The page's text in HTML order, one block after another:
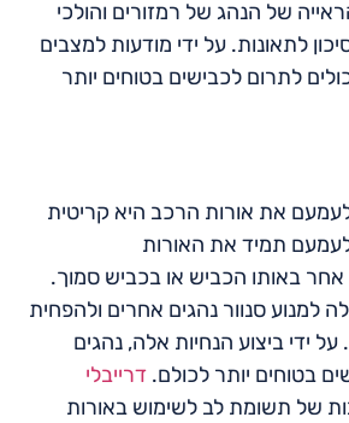
של הנהג של רמזורים והולכי
לתאונות. על ידי מודעות למצבים
לתרום לכבישים בטוחים יותר
את אורות הרכב היא קריטית
תמיד את האורות
באותו הכביש או בכביש סמוך.
למנוע סנוור נהגים אחרים ולהפחית
ידי ביצוע הנחיות אלה, נהגים
בטוחים יותר לכולם. דרייבלי
של תשומת לב לשימוש באורות